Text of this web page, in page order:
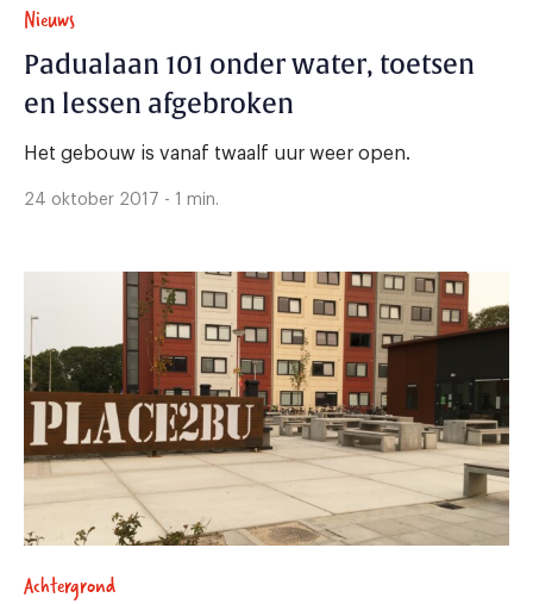
Nieuws
Padualaan 101 onder water, toetsen
en lessen afgebroken
Het gebouw is vanaf twaalf uur weer open.
24 oktober 2017 - 1 min.
Achtergrond